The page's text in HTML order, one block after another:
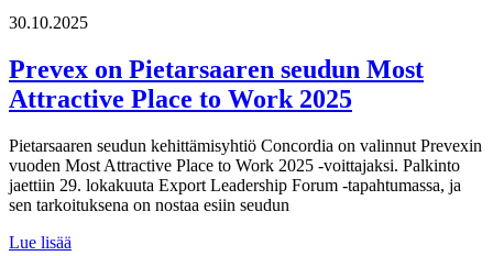
30.10.2025
Prevex on Pietarsaaren seudun Most
Attractive Place to Work 2025
Pietarsaaren seudun kehittämisyhtiö Concordia on valinnut Prevexin
vuoden Most Attractive Place to Work 2025 -voittajaksi. Palkinto
jaettiin 29. lokakuuta Export Leadership Forum -tapahtumassa, ja
sen tarkoituksena on nostaa esiin seudun
Lue lisää